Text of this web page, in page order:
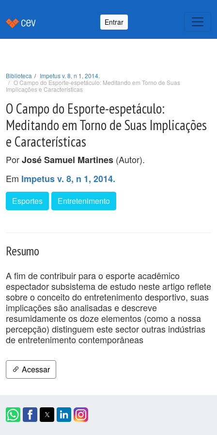
Entrar
Biblioteca
Impetus v. 8, n 1, 2014.
O Campo do Esporte-espetáculo: Meditando em Torno de Suas
Implicações e Características
O Campo do Esporte-espetáculo:
Meditando em Torno de Suas Implicações
e Características
PorJosé Samuel Martines (Autor).
Em Impetus v. 8, n 1, 2014.
Esportes Entretenimento
Resumo
A fim de contribuir para o esporte acadêmico
espectador subsistema de estudo neste artigo reflete
sobre o conceito do entretenimento desportivo, suas
implicações são analisadas e descreve
resumidamente os doze elementos (como a nossa
percepção) distinguem este sector outras indústrias
de entretenimento contemporâneas
Acessar